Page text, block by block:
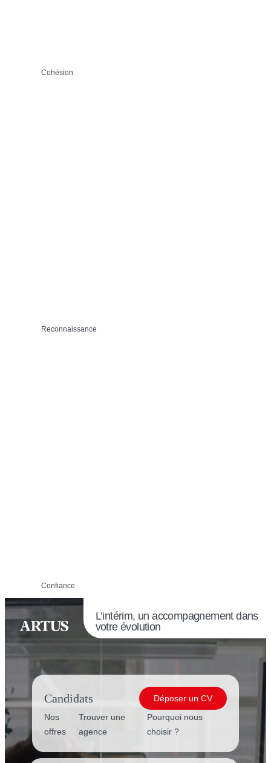
Cohésion
Reconnaissance
Confiance
L’intérim, un accompagnement dans
votre évolution
Candidats
Déposer un CV
Nos
offres
Trouver une
agence
Pourquoi nous
choisir ?